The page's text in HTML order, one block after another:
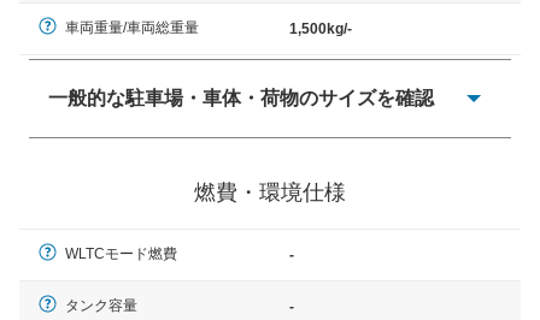
車両重量/車両総重量 1,500kg/-
一般的な駐車場・車体・荷物のサイズを確認
× 長さ 5,000mm 車路幅 5,000mmというサイズが標準値
燃費・環境仕様
WLTCモード燃費 -
タンク容量 -